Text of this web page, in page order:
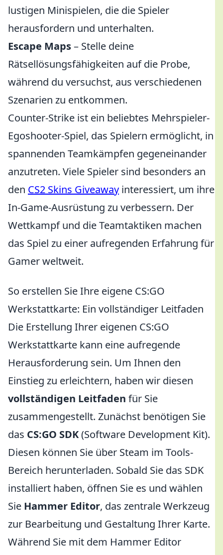
lustigen Minispielen, die die Spieler
herausfordern und unterhalten.
Escape Maps– Stelle deine
Rätsellösungsfähigkeiten auf die Probe,
während du versuchst, aus verschiedenen
Szenarien zu entkommen.
Counter-Strike ist ein beliebtes Mehrspieler-
Egoshooter-Spiel, das Spielern ermöglicht, in
spannenden Teamkämpfen gegeneinander
anzutreten. Viele Spieler sind besonders an
den CS2 Skins Giveaway interessiert, um ihre
In-Game-Ausrüstung zu verbessern. Der
Wettkampf und die Teamtaktiken machen
das Spiel zu einer aufregenden Erfahrung für
Gamer weltweit.
So erstellen Sie Ihre eigene CS:GO
Werkstattkarte: Ein vollständiger Leitfaden
Die Erstellung Ihrer eigenen CS:GO
Werkstattkarte kann eine aufregende
Herausforderung sein. Um Ihnen den
Einstieg zu erleichtern, haben wir diesen
vollständigen Leitfaden für Sie
zusammengestellt. Zunächst benötigen Sie
das CS:GO SDK(Software Development Kit).
Diesen können Sie über Steam im Tools-
Bereich herunterladen. Sobald Sie das SDK
installiert haben, öffnen Sie es und wählen
Sie Hammer Editor, das zentrale Werkzeug
zur Bearbeitung und Gestaltung Ihrer Karte.
Während Sie mit dem Hammer Editor